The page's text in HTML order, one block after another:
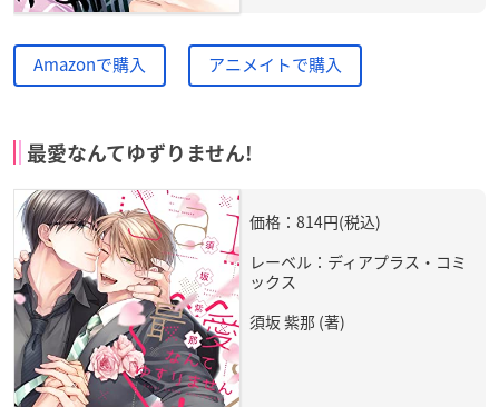
Amazonで購入 アニメイトで購入
最愛なんてゆずりません!
価格：814円(税込)
レーベル：ディアプラス・コミ
ックス
須坂 紫那 (著)